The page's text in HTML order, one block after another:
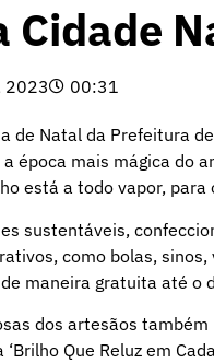
Cidade
2023 00:31
de Natal da Prefeitura
época mais mágica do
está a todo vapor, para
sustentáveis,
como bolas,
maneira gratuita até o
dos artesãos
Que Reluz em